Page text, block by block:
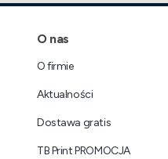
O nas
O firmie
Aktualności
Dostawa gratis
TB Print PROMOCJA